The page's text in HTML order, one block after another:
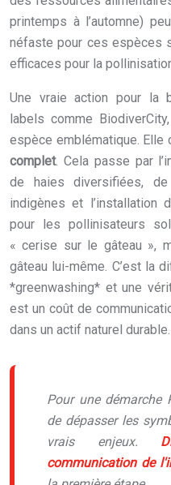
printemps à l’automne)
néfaste pour ces espèces
efficaces pour la
Une vraie action pour la
labels comme
espèce emblématique. Elle
complet. Cela passe par
de haies diversifiées,
indigènes et l’installation
pour les pollinisateurs
« cerise sur le gâteau »,
gâteau lui-même. C’est la
*greenwashing* et une
est un coût de
dans un actif naturel durable.
Pour une démarche
de dépasser les
vrais enjeux.
communication de